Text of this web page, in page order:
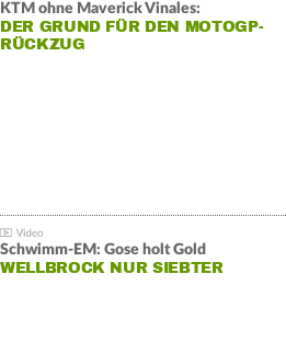
KTM ohne Maverick Vinales:
DER GRUND FÜR DEN MOTOGP-
RÜCKZUG
Schwimm-EM: Gose holt Gold
WELLBROCK NUR SIEBTER